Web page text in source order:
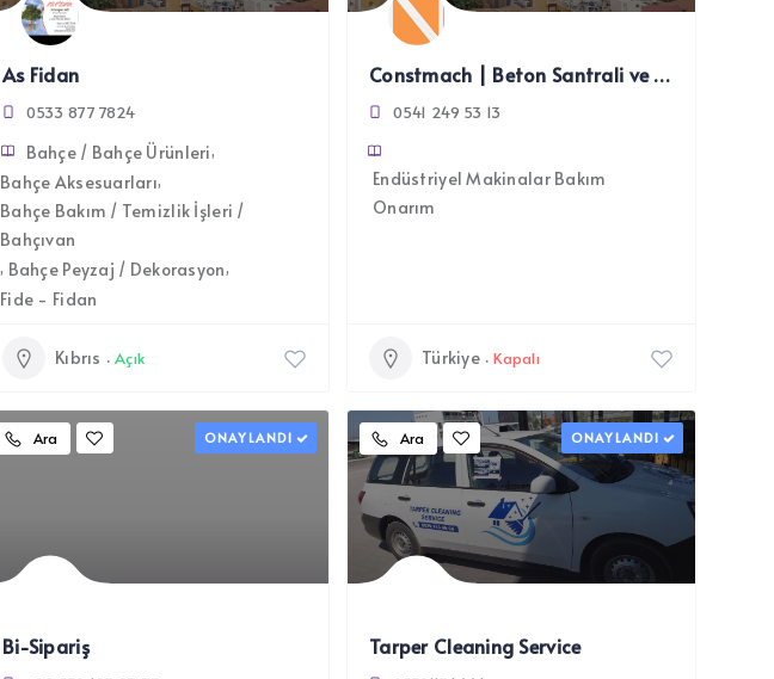
As Fidan
0533 877 7824
Bahçe / Bahçe Ürünleri
Bahçe Aksesuarları
Bahçe Bakım / Temizlik İşleri /
Bahçıvan
Bahçe Peyzaj / Dekorasyon
Fide - Fidan
Kıbrıs Açık
Constmach | Beton Santrali ve Konkasör Tesisleri
0541 249 53 13
Endüstriyel Makinalar Bakım
Onarım
Türkiye Kapalı
Ara ONAYLANDI
Bi-Sipariş
Ara ONAYLANDI
Tarper Cleaning Service